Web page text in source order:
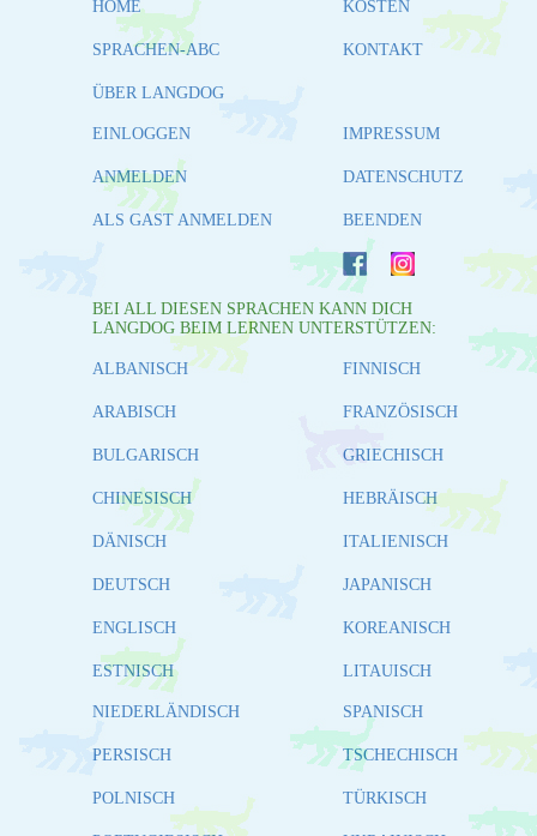
HOME
SPRACHEN-ABC
ÜBER LANGDOG
KOSTEN
KONTAKT
EINLOGGEN
ANMELDEN
ALS GAST ANMELDEN
IMPRESSUM
DATENSCHUTZ
BEENDEN
BEI ALL DIESEN SPRACHEN KANN DICH
LANGDOG BEIM LERNEN UNTERSTÜTZEN:
ALBANISCH
ARABISCH
BULGARISCH
CHINESISCH
DÄNISCH
DEUTSCH
ENGLISCH
ESTNISCH
FINNISCH
FRANZÖSISCH
GRIECHISCH
HEBRÄISCH
ITALIENISCH
JAPANISCH
KOREANISCH
LITAUISCH
NIEDERLÄNDISCH
PERSISCH
POLNISCH
SPANISCH
TSCHECHISCH
TÜRKISCH